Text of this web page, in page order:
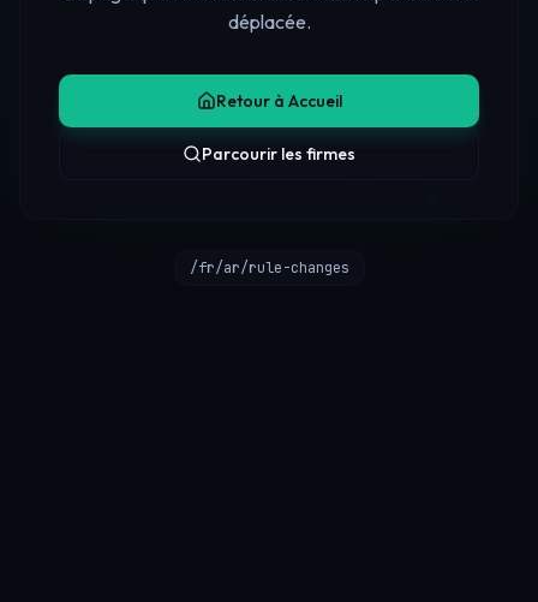
déplacée.
Retour à Accueil
Parcourir les firmes
/fr/ar/rule-changes